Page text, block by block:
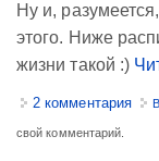
Ну и,
этого. Ниже
жизни такой :)
2 комментария
свой комментарий.